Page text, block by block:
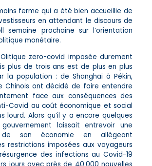
ferme qui a été bien accueillie de
en attendant le discours de
semaine prochaine sur l’orientation
monétaire.
zero-covid imposée durement
plus de trois ans est de plus en plus
la population : de Shanghai à Pékin,
Chinois ont décidé de faire entendre
face aux conséquences des
Covid au coût économique et social
lourd. Alors qu’il y a encore quelques
laissait entrevoir une
de son économie en allégeant
restrictions imposées aux voyageurs
des infections au Covid-19